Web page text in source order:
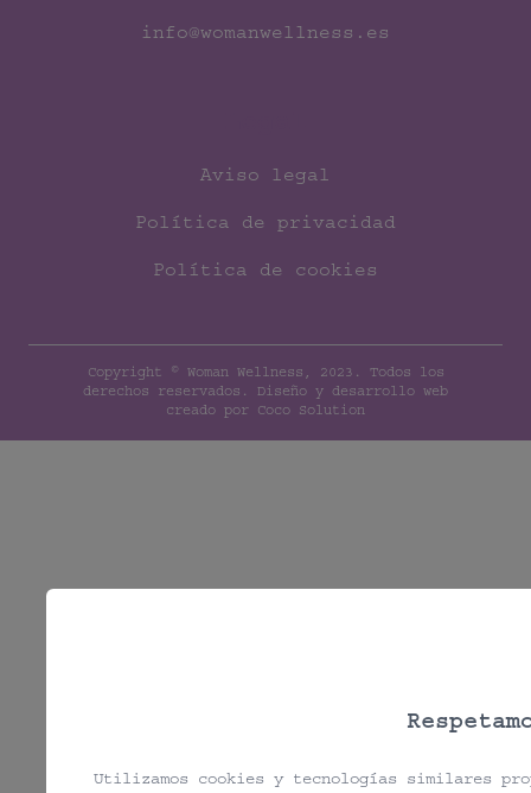
info@womanwellness.es
Aviso legal
Política de privacidad
Política de cookies
Copyright © Woman Wellness, 2023. Todos los
derechos reservados.
Diseño y desarrollo web
creado por Coco Solution
Utilizamos cookies y tecnologías similares